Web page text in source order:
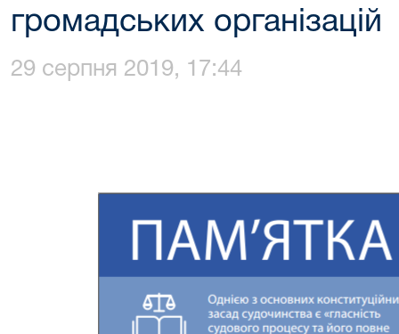
громадських організацій
29 серпня 2019, 17:44